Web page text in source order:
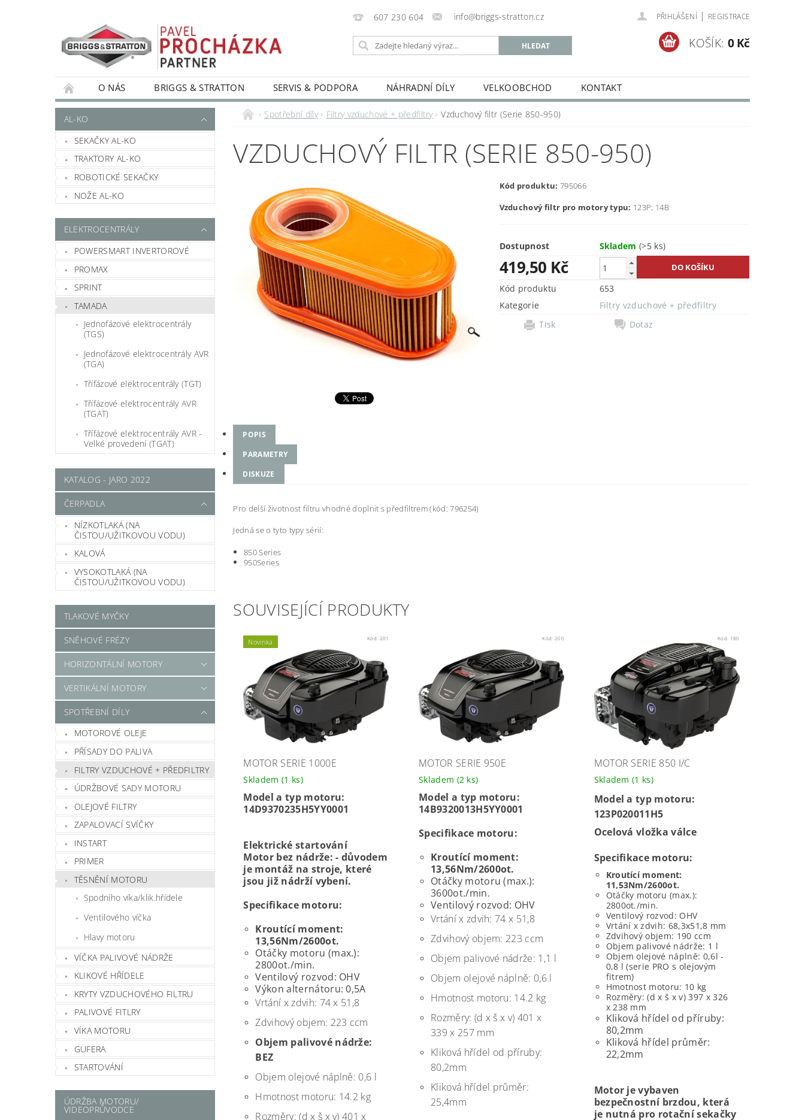
607 230 604 info@briggs-stratton.cz PŘIHLÁŠENÍ | REGISTRACE
KOŠÍK: 0 Kč
O NÁS BRIGGS & STRATTON SERVIS & PODPORA NÁHRADNÍ DÍLY VELKOOBCHOD KONTAKT
AL-KO
SEKAČKY AL-KO
TRAKTORY AL-KO
ROBOTICKÉ SEKAČKY
NOŽE AL-KO
ELEKTROCENTRÁLY
POWERSMART INVERTOROVÉ
PROMAX
SPRINT
TAMADA
Jednofázové elektrocentrály
(TGS)
Jednofázové elektrocentrály AVR
(TGA)
Třífázové elektrocentrály (TGT)
Třífázové elektrocentrály AVR
(TGAT)
Třífázové elektrocentrály AVR -
Velké provedení (TGAT)
KATALOG - JARO 2022
ČERPADLA
NÍZKOTLAKÁ (NA
ČISTOU/UŽITKOVOU VODU)
KALOVÁ
VYSOKOTLAKÁ (NA
ČISTOU/UŽITKOVOU VODU)
TLAKOVÉ MYČKY
SNĚHOVÉ FRÉZY
HORIZONTÁLNÍ MOTORY
VERTIKÁLNÍ MOTORY
SPOTŘEBNÍ DÍLY
MOTOROVÉ OLEJE
PŘÍSADY DO PALIVA
FILTRY VZDUCHOVÉ + PŘEDFILTRY
ÚDRŽBOVÉ SADY MOTORU
OLEJOVÉ FILTRY
ZAPALOVACÍ SVÍČKY
INSTART
PRIMER
TĚSNĚNÍ MOTORU
Spodního víka/klik.hřídele
Ventilového víčka
Hlavy motoru
VÍČKA PALIVOVÉ NÁDRŽE
KLIKOVÉ HŘÍDELE
KRYTY VZDUCHOVÉHO FILTRU
PALIVOVÉ FITLRY
VÍKA MOTORU
GUFERA
STARTOVÁNÍ
ÚDRŽBA MOTORU/
VIDEOPRŮVODCE
Spotřební díly Filtry vzduchové + předfiltry Vzduchový filtr (Serie 850-950)
VZDUCHOVÝ FILTR (SERIE 850-950)
Kód produktu: 795066
Vzduchový filtr pro motory typu: 123P; 14B
Dostupnost Skladem(>5 ks)
419,50 Kč
Kód produktu
653
Kategorie
Filtry vzduchové + předfiltry
Tisk
Dotaz
POPIS
PARAMETRY
DISKUZE
Pro delší životnost filtru vhodné doplnit s předfiltrem (kód: 796254)
Jedná se o tyto typy sérií:
850 Series
950Series
SOUVISEJÍCÍ PRODUKTY
Novinka Kód: 201
MOTOR SERIE 1000E
Skladem (1 ks)
Model a typ motoru:
14D9370235H5YY0001
Elektrické startování
Motor bez nádrže: - důvodem
je montáž na stroje, které
jsou již nádrží vybení.
Specifikace motoru:
Kroutící moment:
13,56Nm/2600ot.
Otáčky motoru (max.):
2800ot./min.
Ventilový rozvod: OHV
Výkon alternátoru: 0,5A
Vrtání x zdvih: 74 x 51,8
Zdvihový objem: 223 ccm
Objem palivové nádrže:
BEZ
Objem olejové náplně: 0,6 l
Hmotnost motoru: 14.2 kg
Rozměry: (d x š x v) 401 x
Kód:200
MOTOR SERIE 950E
Skladem (2 ks)
Model a typ motoru:
14B9320013H5YY0001
Specifikace motoru:
Kroutící moment:
13,56Nm/2600ot.
Otáčky motoru (max.):
3600ot./min.
Ventilový rozvod: OHV
Vrtání x zdvih: 74 x 51,8
Zdvihový objem: 223 ccm
Objem palivové nádrže: 1,1 l
Objem olejové náplně: 0,6 l
Hmotnost motoru: 14.2 kg
Rozměry: (d x š x v) 401 x
339 x 257 mm
Kliková hřídel od příruby:
80,2mm
Kliková hřídel průměr:
25,4mm
Kód: 180
MOTOR SERIE 850 I/C
Skladem(1 ks)
Model a typ motoru:
123P020011H5
Ocelová vložka válce
Specifikace motoru:
Kroutící moment:
11,53Nm/2600ot.
Otáčky motoru (max.):
2800ot./min.
Ventilový rozvod: OHV
Vrtání x zdvih: 68,3x51,8 mm
Zdvihový objem: 190 ccm
Objem palivové nádrže: 1 l
Objem olejové náplně: 0,6l -
0,8 l (serie PRO s olejovým
fitrem)
Hmotnost motoru: 10 kg
Rozměry: (d x š x v) 397 x 326
x 238 mm
Kliková hřídel od příruby:
80,2mm
Kliková hřídel průměr:
22,2mm
Motor je vybaven
bezpečnostní brzdou, která
je nutná pro rotační sekačky